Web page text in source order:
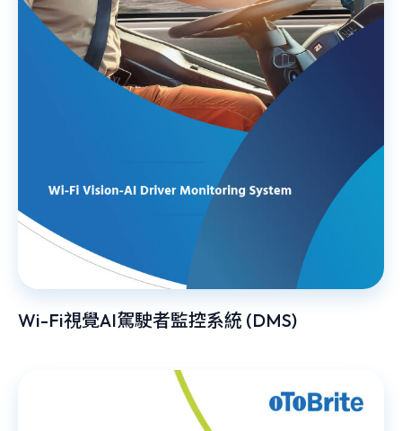
Wi-Fi視覺AI駕駛者監控系統 (DMS)